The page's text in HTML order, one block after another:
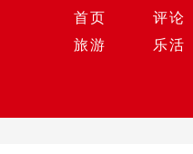
首页 评论
旅游
乐活